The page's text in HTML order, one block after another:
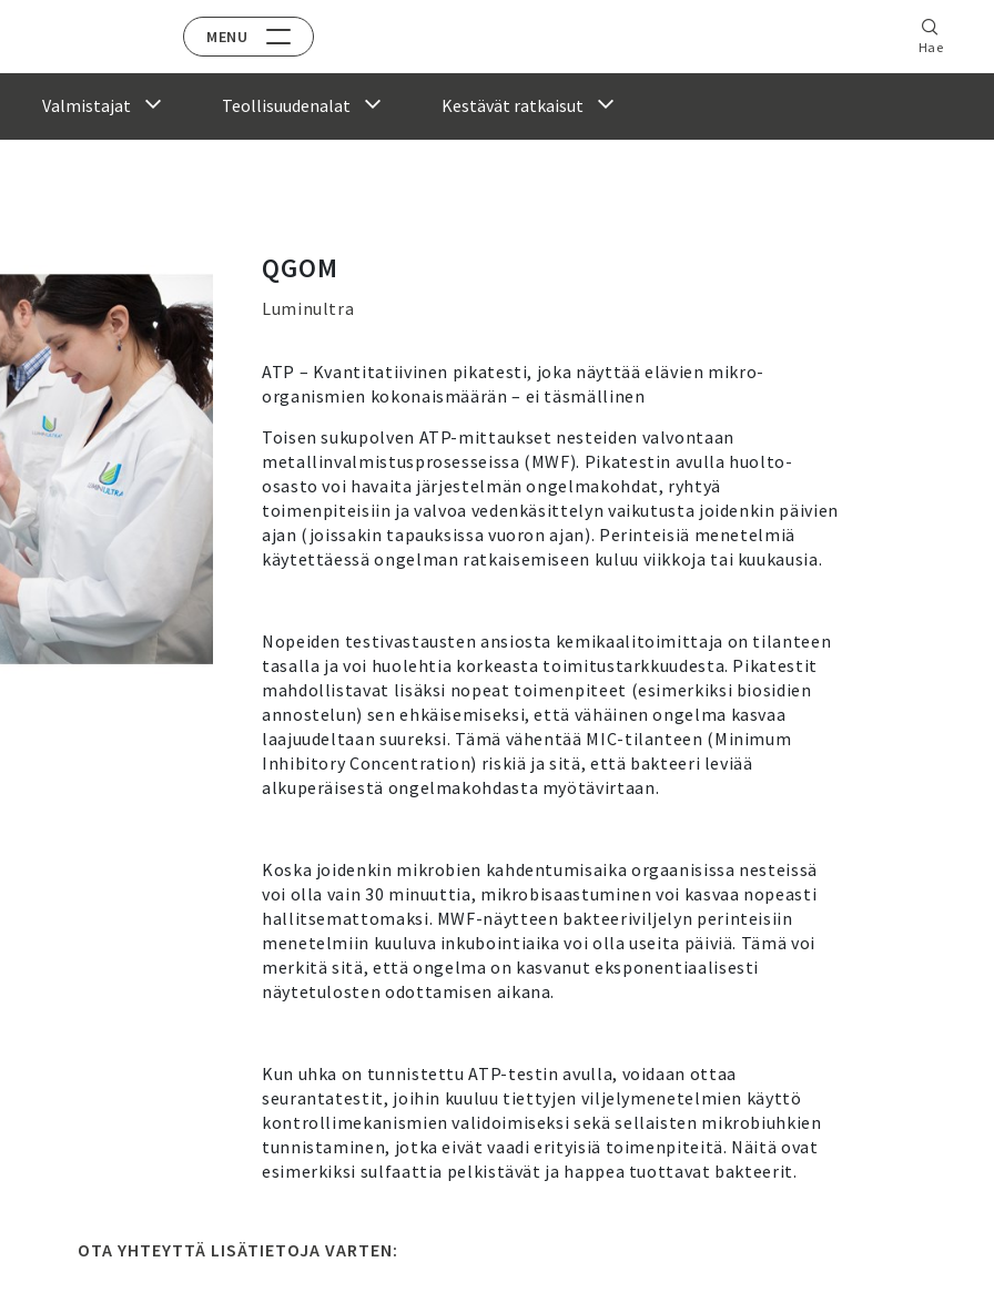
MENU
Hae
Valmistajat Teollisuudenalat Kestävät ratkaisut
QGOM
Luminultra
ATP – Kvantitatiivinen pikatesti, joka näyttää elävien mikro-
organismien kokonaismäärän – ei täsmällinen
Toisen sukupolven ATP-mittaukset nesteiden valvontaan
metallinvalmistusprosesseissa (MWF). Pikatestin avulla huolto-
osasto voi havaita järjestelmän ongelmakohdat, ryhtyä
toimenpiteisiin ja valvoa vedenkäsittelyn vaikutusta joidenkin päivien
ajan (joissakin tapauksissa vuoron ajan). Perinteisiä menetelmiä
käytettäessä ongelman ratkaisemiseen kuluu viikkoja tai kuukausia.
Nopeiden testivastausten ansiosta kemikaalitoimittaja on tilanteen
tasalla ja voi huolehtia korkeasta toimitustarkkuudesta. Pikatestit
mahdollistavat lisäksi nopeat toimenpiteet (esimerkiksi biosidien
annostelun) sen ehkäisemiseksi, että vähäinen ongelma kasvaa
laajuudeltaan suureksi. Tämä vähentää MIC-tilanteen (Minimum
Inhibitory Concentration) riskiä ja sitä, että bakteeri leviää
alkuperäisestä ongelmakohdasta myötävirtaan.
Koska joidenkin mikrobien kahdentumisaika orgaanisissa nesteissä
voi olla vain 30 minuuttia, mikrobisaastuminen voi kasvaa nopeasti
hallitsemattomaksi. MWF-näytteen bakteeriviljelyn perinteisiin
menetelmiin kuuluva inkubointiaika voi olla useita päiviä. Tämä voi
merkitä sitä, että ongelma on kasvanut eksponentiaalisesti
näytetulosten odottamisen aikana.
Kun uhka on tunnistettu ATP-testin avulla, voidaan ottaa
seurantatestit, joihin kuuluu tiettyjen viljelymenetelmien käyttö
kontrollimekanismien validoimiseksi sekä sellaisten mikrobiuhkien
tunnistaminen, jotka eivät vaadi erityisiä toimenpiteitä. Näitä ovat
esimerkiksi sulfaattia pelkistävät ja happea tuottavat bakteerit.
OTA YHTEYTTÄ LISÄTIETOJA VARTEN: